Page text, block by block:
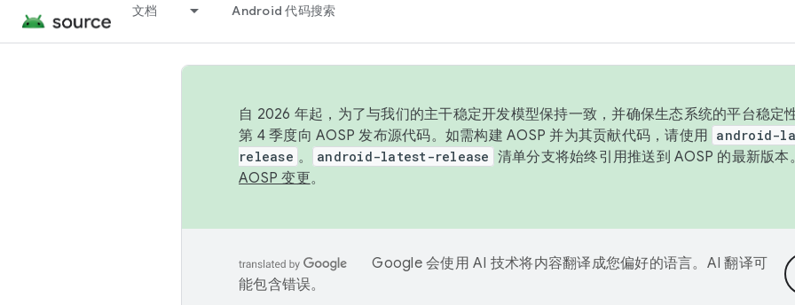
文档 Android 代码搜索
自 2026 年起，为了与我们的主干稳定开发模型保持一致，并确保生态系统的平台稳定
第 4 季度向 AOSP 发布源代码。如需构建 AOSP 并为其贡献代码，请使用 android-
release 。 android-latest-release 清单分支将始终引用推送到 AOSP 的最新版
AOSP 变更。
Google 会使用 AI 技术将内容翻译成您偏好的语言。AI 翻译可
能包含错误。